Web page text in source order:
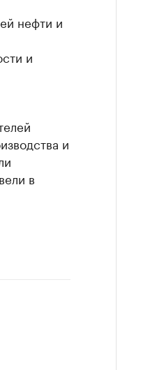
нефти и
и
и
в